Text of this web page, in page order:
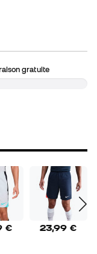
gratuite
€ 23,99 €